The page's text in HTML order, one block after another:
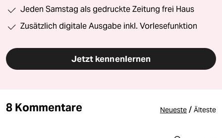
Jeden Samstag als gedruckte Zeitung frei Haus
Zusätzlich digitale Ausgabe inkl. Vorlesefunktion
Jetzt kennenlernen
8 Kommentare Neueste / Älteste